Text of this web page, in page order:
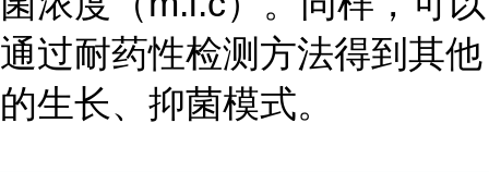
通过耐药性检测方法得到其他
的生长、抑菌模式。